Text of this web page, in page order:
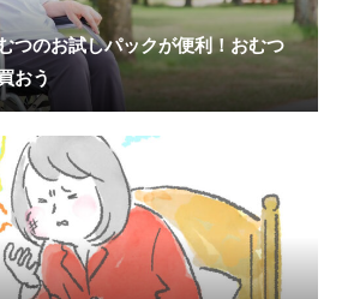
つのお試しパックが便利！おむつ
おう